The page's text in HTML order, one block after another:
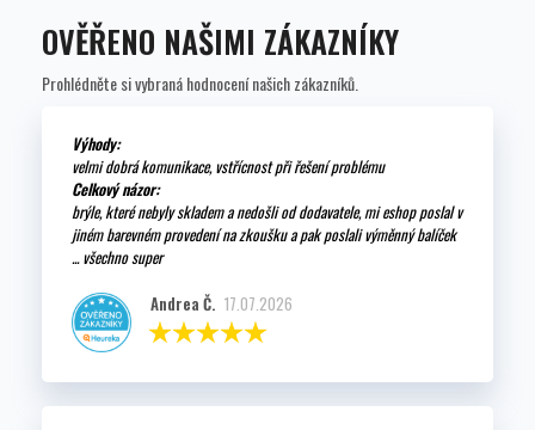
OVĚŘENO NAŠIMI ZÁKAZNÍKY
Prohlédněte si vybraná hodnocení našich zákazníků.
Výhody:
velmi dobrá komunikace, vstřícnost při řešení problému
Celkový názor:
brýle, které nebyly skladem a nedošli od dodavatele, mi eshop poslal v
jiném barevném provedení na zkoušku a pak poslali výměnný balíček
... všechno super
Andrea Č. 17.07.2026